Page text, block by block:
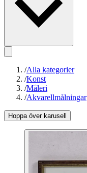
/Alla kategorier
/Konst
/Måleri
/Akvarellmålningar
Hoppa över karusell